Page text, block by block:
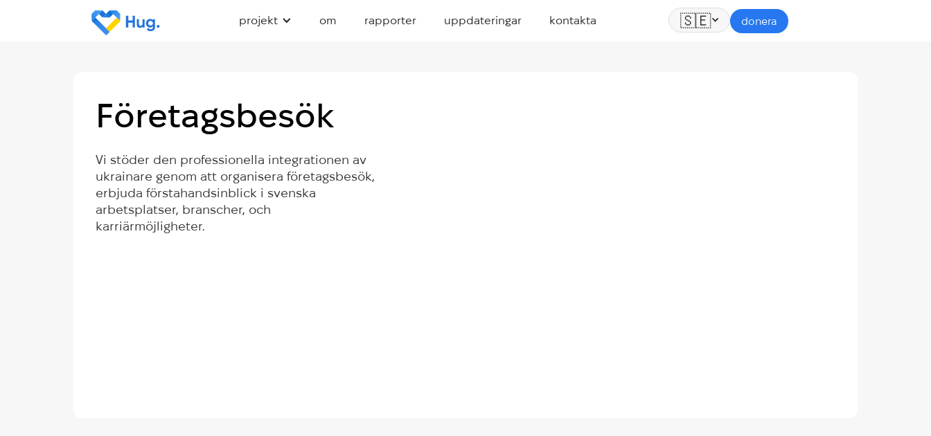
projekt om rapporter uppdateringar kontakta 🇸🇪 donera
Företagsbesök
Vi stöder den professionella integrationen av
ukrainare genom att organisera företagsbesök,
erbjuda förstahandsinblick i svenska
arbetsplatser, branscher, och
karriärmöjligheter.